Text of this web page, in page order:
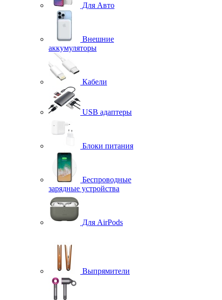
Для Авто
Внешние
аккумуляторы
Кабели
USB адаптеры
Блоки питания
Беспроводные
зарядные устройства
Для AirPods
Выпрямители